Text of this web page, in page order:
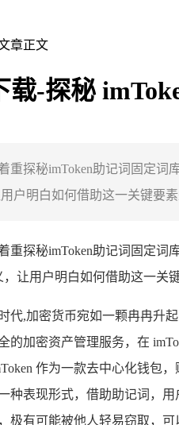
章正文
-探秘
重探秘imToken助记词固定
户明白如何借助这一关键要
重探秘imToken助记词固定
让用户明白如何借助这一关
代,加密货币宛如一颗冉冉升
的加密资产管理服务，在
作为一款去中心化钱包
种表现形式，借助助记词，
极有可能被他人轻易窃取，